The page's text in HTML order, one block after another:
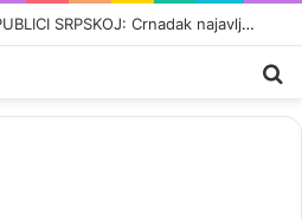
ZAISKRILO U MOSTARU: Šemsudin Mehmedović razbjesnio Čovićeve ljude, pale teške optužbe i uvrede…